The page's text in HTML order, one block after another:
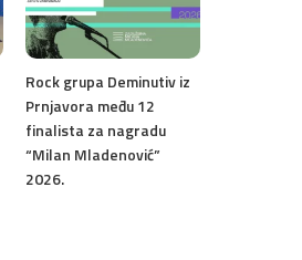
Rock grupa Deminutiv iz
Prnjavora među 12
finalista za nagradu
“Milan Mladenović”
2026.